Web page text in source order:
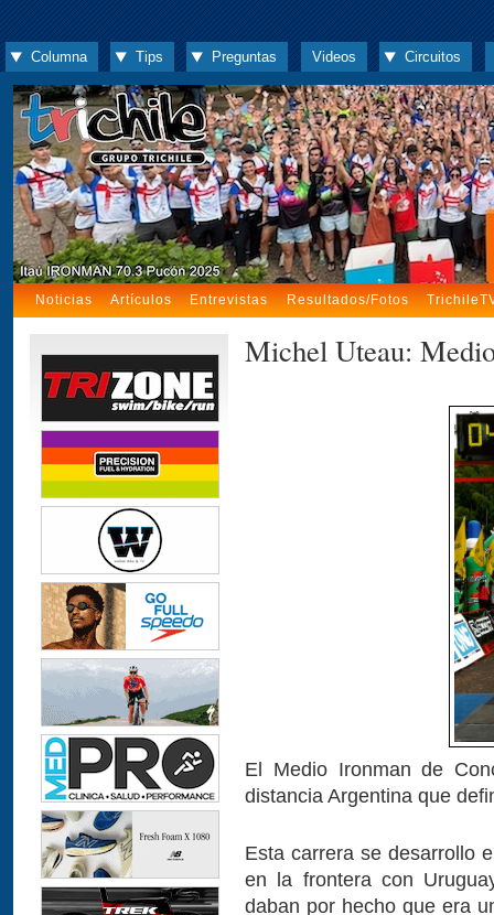
Columna Tips Preguntas Videos Circuitos
Noticias Artículos Entrevistas Resultados/Fotos
Michel Uteau:
El Medio Ironman de
distancia Argentina que
Esta carrera se desarrollo
en la frontera con
daban por hecho que era